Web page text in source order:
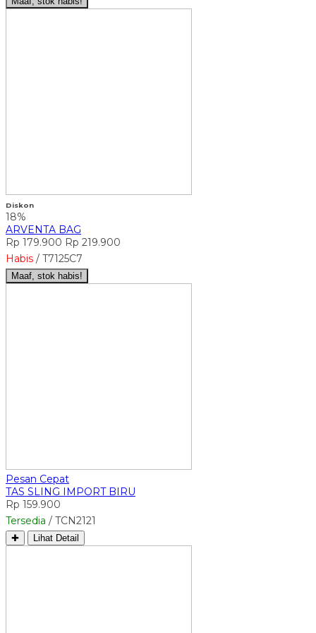
Diskon
18%
ARVENTA BAG
Rp 179.900 Rp 219.900
Habis / T7125C7
Maaf, stok habis!
Pesan Cepat
TAS SLING IMPORT BIRU
Rp 159.900
Tersedia / TCN2121
✚ Lihat Detail